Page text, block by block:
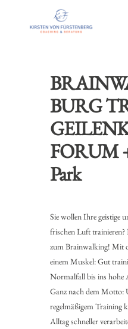
BURG
FORUM
Park
Sie wollen Ihre geistige
frischen Luft
zum Brainwalking! Mit
einem Muskel: Gut
Normalfall bis ins hohe
Ganz nach dem Motto:
regelmäßigem Training
Alltag schneller